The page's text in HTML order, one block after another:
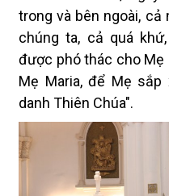
trong và bên ngoài,
chúng ta, cả quá
được phó thác cho Mẹ
Mẹ Maria, để Mẹ
danh Thiên Chúa".